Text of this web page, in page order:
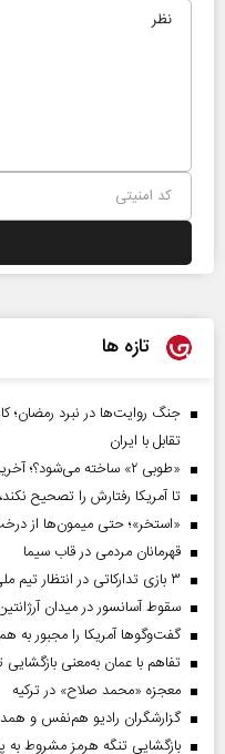
تازه ها
جنگ روایت‌ها در نبرد رمضان؛
تقابل با ایران
«طوبی ۲» ساخته می‌شود؟؛ آخرین خبر از فصل دوم سریال پربیننده تلویزیون
تا آمریکا رفتارش را تصحیح
«استخر»‌‌؛ حتی میمون‌ها از
قهرمانان مردمی در قاب سیما
۳ بازی تدارکاتی در انتظار تیم ملی ایران در فیفادی مهر
سقوط آسانسور در میدان آرژانتین ۹ مصدوم برجا
گفت‌وگوها آمریکا را مجبور به
تفاهم با عمان به‌معنی
معجزه «محمد صلاح» در ترکیه
گزارشگران رادیو هم‌نفس و
بازگشایی تنگه هرمز مشروط